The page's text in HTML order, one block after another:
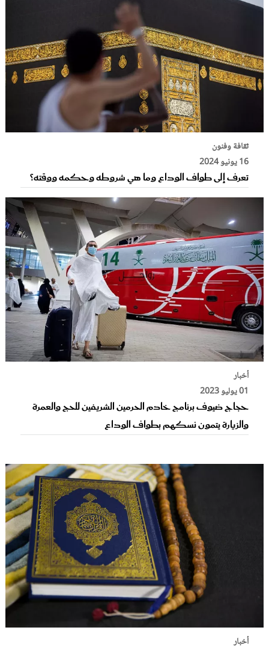
ثقافة وفنون
16 يونيو 2024
تعرف إلى طواف الوداع وما هي شروطه وحكمه ووقته؟
أخبار
01 يوليو 2023
حجاج ضيوف برنامج خادم الحرمين الشريفين للحج والعمرة
والزيارة يتمون نسكهم بطواف الوداع
أخبار